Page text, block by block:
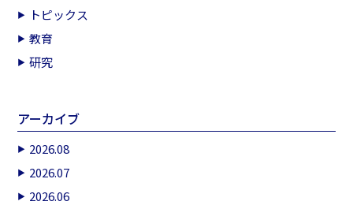
トピックス
教育
研究
アーカイブ
2026.08
2026.07
2026.06